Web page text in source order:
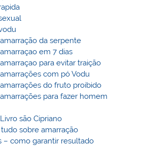
da serpente
em 7 dias
para evitar traição
com pó Vodu
do fruto proibido
para fazer homem
são Cipriano
sobre amarração
– como garantir resultado